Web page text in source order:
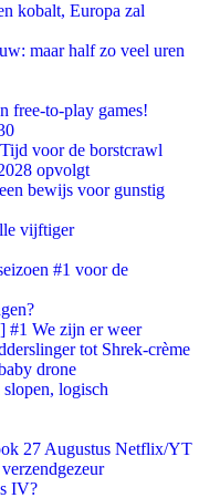
kobalt, Europa zal
maar half zo veel uren
free-to-play games!
voor de borstcrawl
opvolgt
bewijs voor gunstig
vijftiger
#1 voor de
#1 We zijn er weer
tot Shrek-crème
drone
logisch
27 Augustus Netflix/YT
IV?